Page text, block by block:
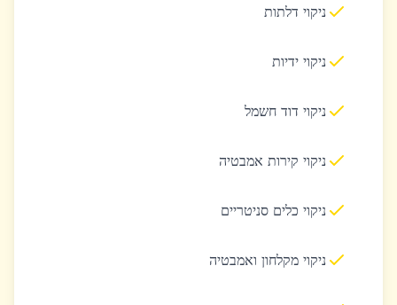
ניקוי דלתות
ניקוי ידיות
ניקוי דוד חשמל
ניקוי קירות אמבטיה
ניקוי כלים סניטריים
ניקוי מקלחון ואמבטיה